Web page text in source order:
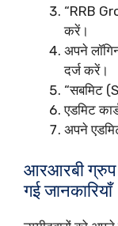
“RRB
करें।
अपने
दर्ज करें।
“सबमिट
एडमिट
अपने
आरआरबी ग्रुप
गई जानकारियाँ